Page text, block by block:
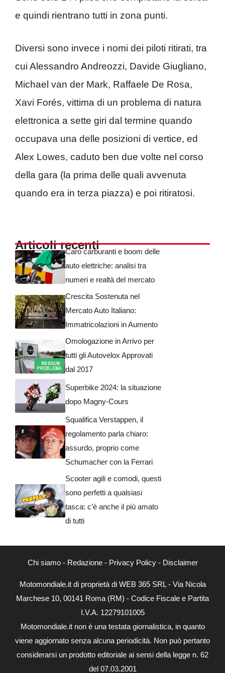
e quindi rientrano tutti in zona punti.
Diversi sono invece i nomi dei piloti ritirati, tra
cui Alessandro Andreozzi, Davide Giugliano,
Michael van der Mark, Raffaele De Rosa,
Xavi Forés, vittima di un problema di natura
elettronica a sette giri dal termine quando
occupava una delle posizioni di vertice, ed
Alex Lowes, caduto ben due volte nel corso
della gara (la prima delle quali avvenuta
quando era in terza piazza) e poi ritiratosi.
Articoli recentiCaro carburanti e boom delle
auto elettriche: analisi tra
numeri e realtà del mercato
Crescita Sostenuta nel
Mercato Auto Italiano:
Immatricolazioni in Aumento
Omologazione in Arrivo per
tutti gli Autovelox Approvati
dal 2017
Superbike 2024: la situazione
dopo Magny-Cours
Squalifica Verstappen, il
regolamento parla chiaro:
assurdo, proprio come
Schumacher con la Ferrari
Scooter agili e comodi, questi
sono perfetti a qualsiasi
tasca: c’è anche il più amato
di tutti
Chi siamo- Redazione- Privacy Policy- Disclaimer
Motomondiale.it di proprietà di WEB 365 SRL - Via Nicola
Marchese 10, 00141 Roma (RM) - Codice Fiscale e Partita
I.V.A. 12279101005
Motomondiale.it non è una testata giornalistica, in quanto
viene aggiornato senza alcuna periodicità. Non può pertanto
considerarsi un prodotto editoriale ai sensi della legge n. 62
del 07.03.2001